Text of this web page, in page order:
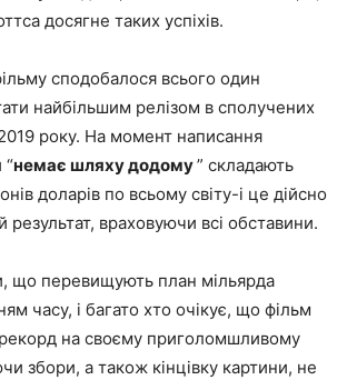
досягне таких успіхів.
сподобалося всього один
найбільшим релізом в сполучених
року. На момент написання
“немає шляху додому” складають
доларів по всьому світу-і це дійсно
враховуючи всі обставини.
що перевищують план мільярда
часу, і багато хто очікує, що фільм
на своєму приголомшливому
збори, а також кінцівку картини, не